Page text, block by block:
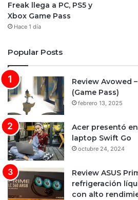
Freak llega a PC, PS5 y
Xbox Game Pass
Hace 1 día
Popular Posts
Review Avowed
(Game Pass)
febrero 13, 2025
Acer presentó
laptop Swift Go
octubre 24, 2024
Review ASUS
refrigeración
con alto